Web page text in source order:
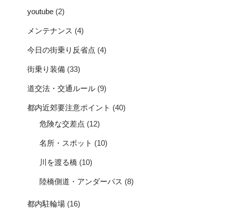
youtube (2)
メンテナンス (4)
今日の街乗り反省点 (4)
街乗り装備 (33)
道交法・交通ルール (9)
都内近郊要注意ポイント (40)
危険な交差点 (12)
名所・スポット (10)
川を渡る橋 (10)
陸橋側道・アンダーパス (8)
都内駐輪場 (16)